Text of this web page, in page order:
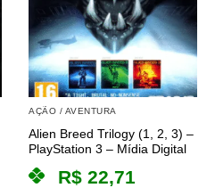
AÇÃO / AVENTURA
Alien Breed Trilogy (1, 2, 3) –
PlayStation 3 – Mídia Digital
R$ 22,71